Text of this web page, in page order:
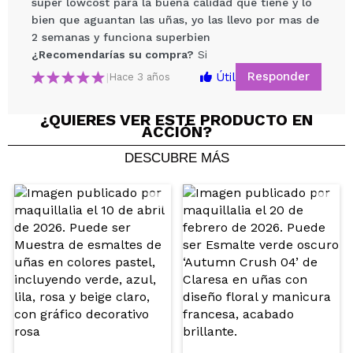
Cruelty free.
Compartir un vídeo o una foto
Tu vídeo podría ser el primero. Imagínatelo...
¿Recomendarías su compra?
5/5
ENVIAR
bien que aguantan las uñas, yo las llevo por mas de
2 semanas y funciona superbien
¿Recomendarías su compra? Si
| Hace 3 años Útil Responder
¿QUIERES VER ESTE PRODUCTO EN
ACCIÓN?
DESCUBRE MÁS